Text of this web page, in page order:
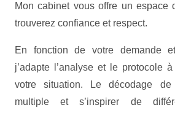
Mon cabinet vous offre un espace
trouverez confiance et respect.
En fonction de votre demande
j’adapte l’analyse et le protocole
votre situation. Le décodage
multiple et s’inspirer de